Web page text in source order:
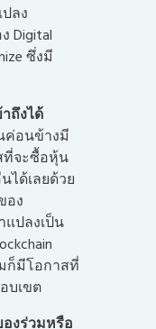
ลง
Digital
ซึ่งมี
ถึงได้
ค่อนข้างมี
ที่จะซื้อหุ้น
ได้เลยด้วย
อง
ปลงเป็น
ก็มีโอกาสที่
บเขต
งร่วมหรือ